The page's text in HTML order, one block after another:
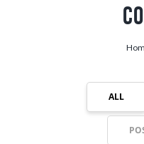
ALL